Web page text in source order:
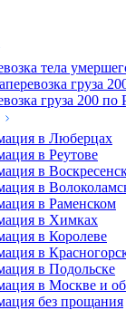
тела
груза
груза 200 по
в Люберцах
в Реутове
в
в
в Раменском
в Химках
в Королеве
в
в Подольске
в Москве и
без прощания